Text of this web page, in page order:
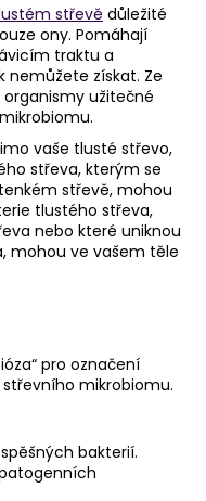
střevě důležité
ony. Pomáhají
traktu a
nemůžete získat. Ze
užitečné
vaše tlusté střevo,
střeva, kterým se
střevě, mohou
tlustého střeva,
nebo které uniknou
mohou ve vašem těle
pro označení
mikrobiomu.
bakterií.